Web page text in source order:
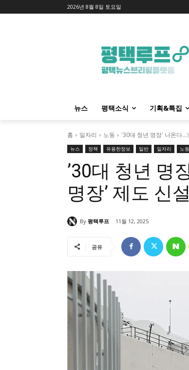
2026년 8월 8일 토요일
뉴스 평택소식 기획&특집
홈 일자리 노동 '30대 청년 명장' 나온다…
뉴스 정책 유용한정보 일반 일자리 노동
’30대 청년 명
명장’ 제도 신설
By 평택루프 11월 12, 2025
공유